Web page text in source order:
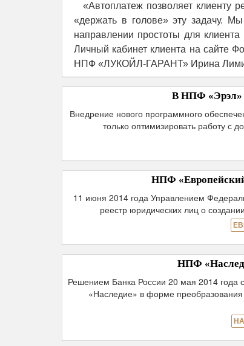
«Автоплатеж позволяет клиенту
«держать в голове» эту задачу.
направлении простоты для
Личный кабинет клиента на сайте
НПФ «ЛУКОЙЛ-ГАРАНТ» Ирина
В НПФ «Эрэл»
Внедрение нового программного
только оптимизировать работу с
НПФ
11 июня 2014 года Управлением
реестр юридических лиц о
НПФ
Решением Банка России 20 мая 2014 года
«Наследие» в форме